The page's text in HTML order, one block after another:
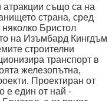
атракции също са на
страна, сред
Бристол
на Изъмбард Кингдъм
строителни
транспорт в
железопътна,
Проектиран от
е един от най -